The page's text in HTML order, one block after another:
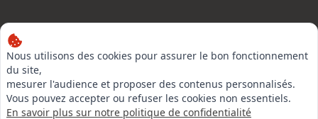
Nous utilisons des cookies pour assurer le bon fonctionnement
du site,
mesurer l'audience et proposer des contenus personnalisés.
Vous pouvez accepter ou refuser les cookies non essentiels.
En savoir plus sur notre politique de confidentialité
LinkedIn
Instagram
Facebook